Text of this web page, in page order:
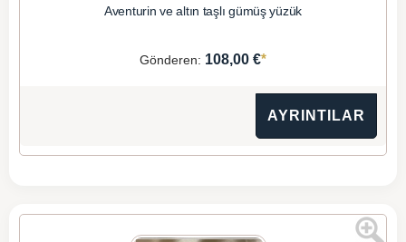
Aventurin ve altın taşlı gümüş yüzük
Gönderen: 108,00 €*
AYRINTILAR